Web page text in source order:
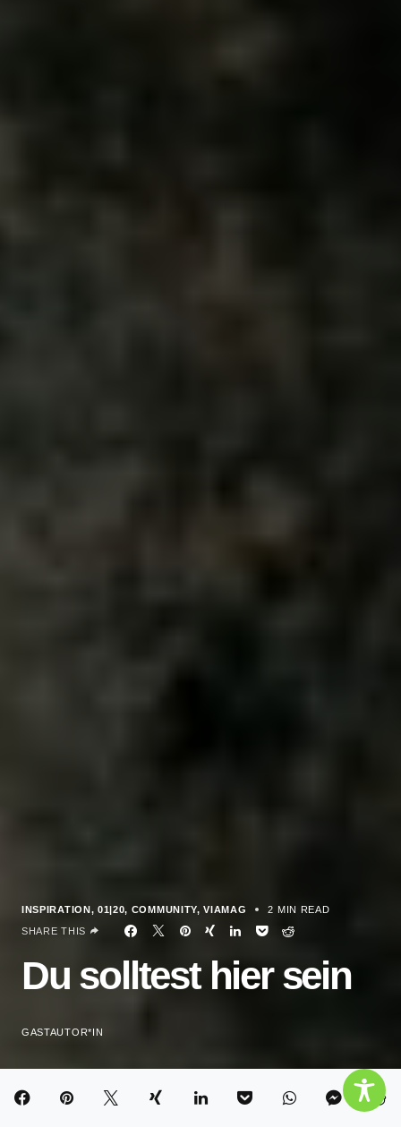
INSPIRATION 01|20 COMMUNITY VIAMAG
2 MIN READ
SHARE THIS
Du solltest hier sein
GASTAUTOR*IN